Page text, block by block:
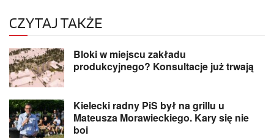
CZYTAJ TAKŻE
Bloki w miejscu zakładu
produkcyjnego? Konsultacje już trwają
Kielecki radny PiS był na grillu u
Mateusza Morawieckiego. Kary się nie
boi